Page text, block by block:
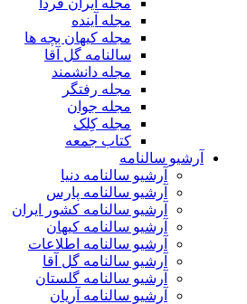
مجله ایران فردا
مجله آینده
مجله کیهان بچه ها
سالنامه گل آقا
مجله دانشمند
مجله رفتگر
مجله جوان
مجله کِلک
کتاب جمعه
آرشیو سالنامه
آرشیو سالنامه دنیا
آرشیو سالنامه پارس
آرشیو سالنامه کشور ایران
آرشیو سالنامه کیهان
آرشیو سالنامه اطلاعات
آرشیو سالنامه گل آقا
آرشیو سالنامه گلستان
آرشیو سالنامه آریان